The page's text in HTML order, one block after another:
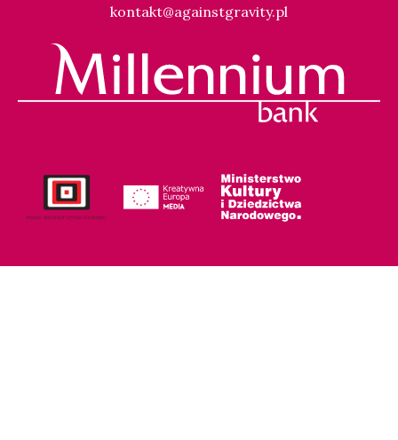
kontakt@againstgravity.pl